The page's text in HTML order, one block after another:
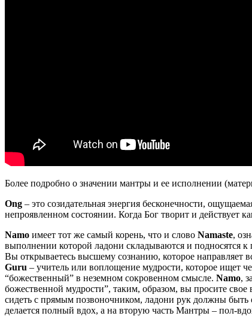
Более подробно о значении мантры и ее исполнении
Ong – это созидательная энергия бесконечности,
непроявленном состоянии. Когда Бог творит и действует
Namo имеет тот же самый корень, что и слово Namaste,
выполнении которой ладони складываются и подносятся
Вы открываетесь высшему сознанию, которое направляет
Guru – учитель или воплощение мудрости, которое ищет
“божественный” в неземном сокровенном смысле. Namo,
божественной мудрости”, таким, образом, вы просите
сидеть с прямым позвоночником, ладони рук должны
делается полный вдох, а на вторую часть Мантры – пол-